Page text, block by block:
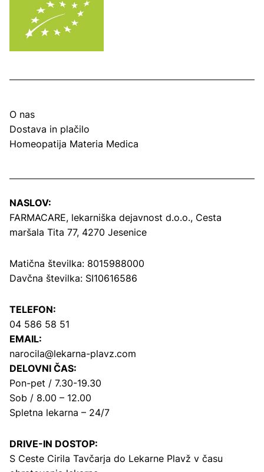
O nas
Dostava in plačilo
Homeopatija Materia Medica
NASLOV:
FARMACARE, lekarniška dejavnost d.o.o., Cesta
maršala Tita 77, 4270 Jesenice
Matična številka: 8015988000
Davčna številka: SI10616586
TELEFON:
04 586 58 51
EMAIL:
narocila@lekarna-plavz.com
DELOVNI ČAS:
Pon-pet / 7.30-19.30
Sob / 8.00 – 12.00
Spletna lekarna – 24/7
DRIVE-IN DOSTOP:
S Ceste Cirila Tavčarja do Lekarne Plavž v času